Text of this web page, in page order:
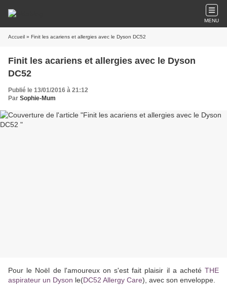
MENU
Accueil » Finit les acariens et allergies avec le Dyson DC52
Finit les acariens et allergies avec le Dyson
DC52
Publié le 13/01/2016 à 21:12
Par Sophie-Mum
Pour le Noël de l'amoureux on s'est fait plaisir il a acheté THE
aspirateur un Dyson le(DC52 Allergy Care), avec son enveloppe.